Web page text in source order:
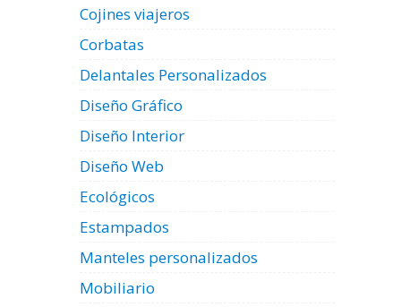
Cojines viajeros
Corbatas
Delantales Personalizados
Diseño Gráfico
Diseño Interior
Diseño Web
Ecológicos
Estampados
Manteles personalizados
Mobiliario